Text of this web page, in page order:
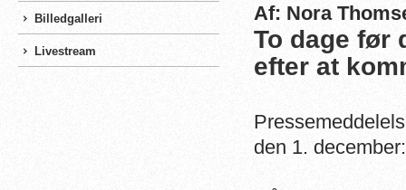
Billedgalleri
Livestream
Af: Nora
To dage før
efter at
den 1. december: